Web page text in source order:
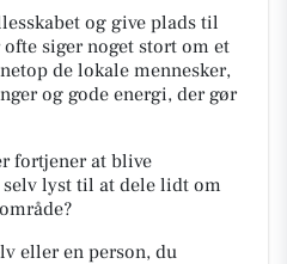
og give plads til
siger noget stort om et
de lokale mennesker,
og gode energi, der gør
fortjener at blive
lyst til at dele lidt om
eller en person, du